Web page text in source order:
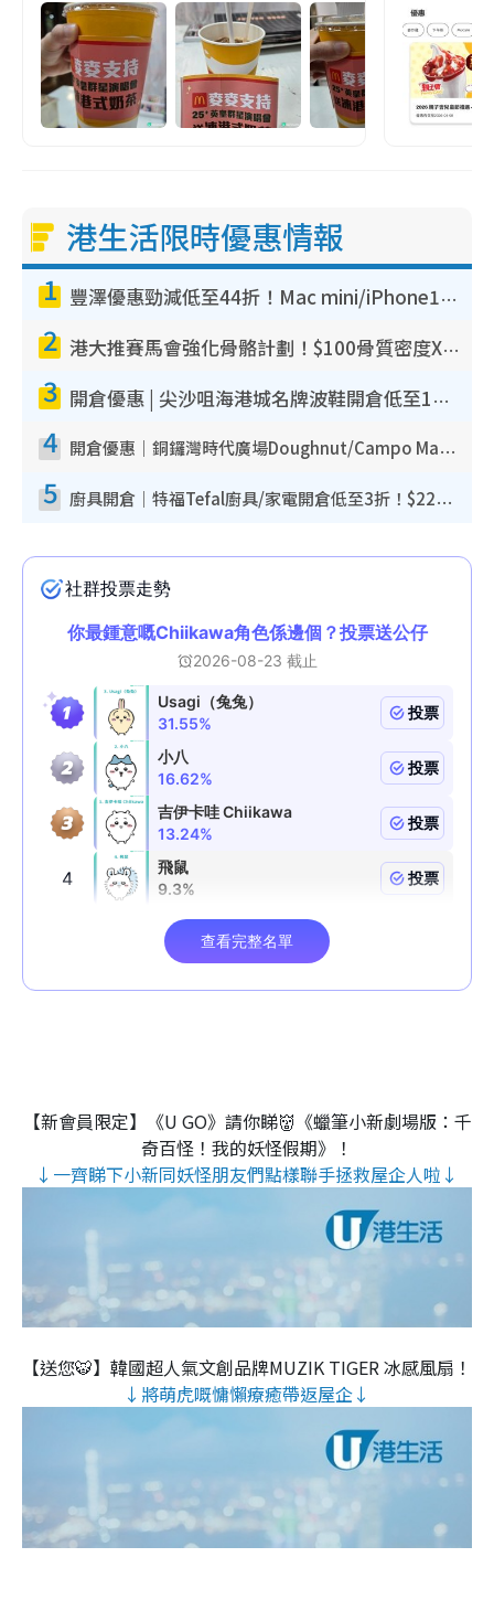
港生活限時優惠情報
1 豐澤優惠勁減低至44折！Mac mini/iPhone17Pro大減價！廚房家電$220起
2 港大推賽馬會強化骨骼計劃！$100骨質密度X光檢查 完成免費運動訓練送超市禮券！附參加資格
3 開倉優惠 | 尖沙咀海港城名牌波鞋開倉低至1折！On鞋$899起／Joy&Peace鞋履$98起
4 開倉優惠｜銅鑼灣時代廣場Doughnut/Campo Marzio開倉低至1折！背囊、書包、手袋劈價$200起
5 廚具開倉｜特福Tefal廚具/家電開倉低至3折！$220起買平底鍋/炒鑊/湯煲！電飯煲/吸塵機/燙斗$418起
【新會員限定】《U GO》請你睇👹《蠟筆小新劇場版：千
奇百怪！我的妖怪假期》！
↓一齊睇下小新同妖怪朋友們點樣聯手拯救屋企人啦↓
【送您🐯】韓國超人氣文創品牌MUZIK TIGER 冰感風扇！
↓將萌虎嘅慵懶療癒帶返屋企↓